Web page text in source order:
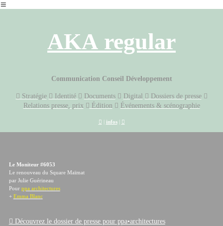
︎
AKA regular
Communication Conseil Développement
︎︎︎ Stratégie ︎︎︎ Identité ︎︎︎ Documents︎︎︎ Digital ︎︎︎ Dossiers de presse︎︎︎
Relations presse, prix ︎︎︎ Édition ︎︎︎ Événements & scénographie
︎ | infos | ︎
Le Moniteur #6053
Le renouveau du Square Maïmat
par Julie Guérineau
Pour ppa architectures
+ Emma Blanc
︎ Découvrez le dossier de presse pour ppa•architectures